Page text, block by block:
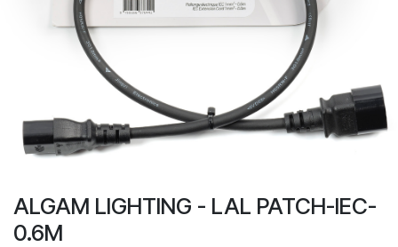
ALGAM LIGHTING - LAL PATCH-IEC-
0.6M